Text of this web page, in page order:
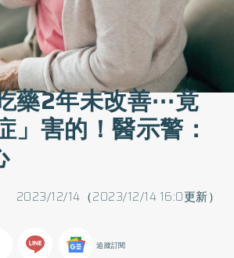
藥2年未改善⋯竟
」害的！醫示警：
2023/12/14（2023/12/14 16:0更新）
追蹤訂閱